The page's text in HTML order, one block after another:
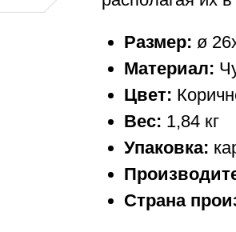
Размер: ø
Материал:
Цвет:
Вес: 1,84 кг
Упаковка:
Страна